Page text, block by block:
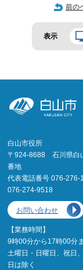
前の
表示
白山市役所
〒924-8688 石川県白
番地
代表電話番号 076-
076-274-9518
お問い合わせ
【業務時間】
9時00分から17時00分
土曜日・日曜日、祝日
日は除く